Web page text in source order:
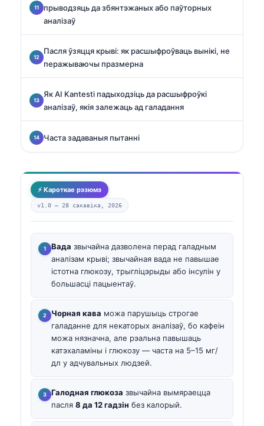
прыводзяць да збянтэжаных або паўторных
аналізаў
Пасля ўзяцця крыві: як расшыфроўваць вынікі, не
перажываючы празмерна
Як AI Kantesti падыходзіць да расшыфроўкі
аналізаў, якія залежаць ад галадання
Часта задаваныя пытанні
⚡ Кароткае рэзюмэ
v1.0 — 28 сакавіка, 2026
Вада звычайна дазволена перад галадным
аналізам крыві; звычайная вада не павышае
істотна глюкозу, трыгліцэрыды або інсулін у
большасці пацыентаў.
Чорная кава можа парушыць строгае
галаданне для некаторых аналізаў, бо кафеін
можа нязначна, але рэальна павышаць
катэхаламіны і глюкозу — часта на 5–15 мг/
дл у адчувальных людзей.
Галодная глюкоза звычайна вымяраецца
пасля 8 да 12 гадзін без калорый.